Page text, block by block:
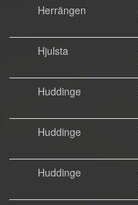
Herrängen
Hjulsta
Huddinge
Huddinge
Huddinge